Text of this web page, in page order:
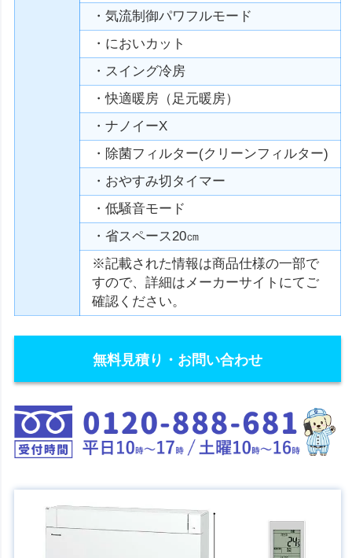
・気流制御パワフルモード
・においカット
・スイング冷房
・快適暖房（足元暖房）
・ナノイーX
・除菌フィルター(クリーンフィルター)
・おやすみ切タイマー
・低騒音モード
・省スペース20㎝
※記載された情報は商品仕様の一部で
すので、詳細はメーカーサイトにてご
確認ください。
無料見積り・お問い合わせ